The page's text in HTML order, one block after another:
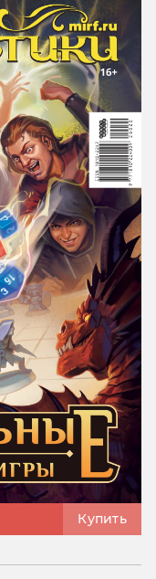
Купить